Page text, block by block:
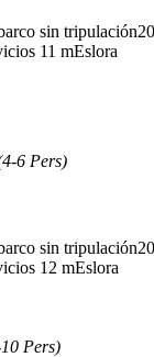
sin tripulación
11 mEslora
6 Pers)
sin tripulación
12 mEslora
Pers)